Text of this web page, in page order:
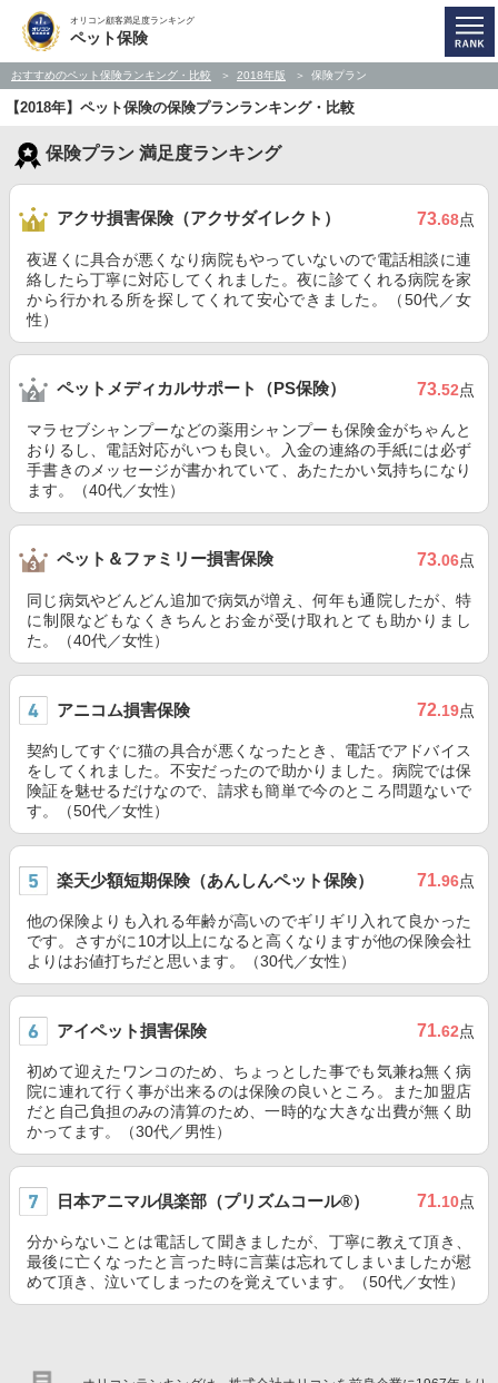
オリコン顧客満足度ランキング
ペット保険
おすすめのペット保険ランキング・比較 2018年版 保険プラン
【2018年】ペット保険の保険プランランキング・比較
保険プラン 満足度ランキング
アクサ損害保険（アクサダイレクト） 73.68点
夜遅くに具合が悪くなり病院もやっていないので電話相談に連
絡したら丁寧に対応してくれました。夜に診てくれる病院を家
から行かれる所を探してくれて安心できました。（50代／女
性）
ペットメディカルサポート（PS保険） 73.52点
マラセブシャンプーなどの薬用シャンプーも保険金がちゃんと
おりるし、電話対応がいつも良い。入金の連絡の手紙には必ず
手書きのメッセージが書かれていて、あたたかい気持ちになり
ます。（40代／女性）
ペット＆ファミリー損害保険 73.06点
同じ病気やどんどん追加で病気が増え、何年も通院したが、特
に制限などもなくきちんとお金が受け取れとても助かりまし
た。（40代／女性）
アニコム損害保険 72.19点
契約してすぐに猫の具合が悪くなったとき、電話でアドバイス
をしてくれました。不安だったので助かりました。病院では保
険証を魅せるだけなので、請求も簡単で今のところ問題ないで
す。（50代／女性）
楽天少額短期保険（あんしんペット保険） 71.96点
他の保険よりも入れる年齢が高いのでギリギリ入れて良かった
です。さすがに10才以上になると高くなりますが他の保険会社
よりはお値打ちだと思います。（30代／女性）
アイペット損害保険 71.62点
初めて迎えたワンコのため、ちょっとした事でも気兼ね無く病
院に連れて行く事が出来るのは保険の良いところ。また加盟店
だと自己負担のみの清算のため、一時的な大きな出費が無く助
かってます。（30代／男性）
日本アニマル倶楽部（プリズムコール®） 71.10点
分からないことは電話して聞きましたが、丁寧に教えて頂き、
最後に亡くなったと言った時に言葉は忘れてしまいましたが慰
めて頂き、泣いてしまったのを覚えています。（50代／女性）